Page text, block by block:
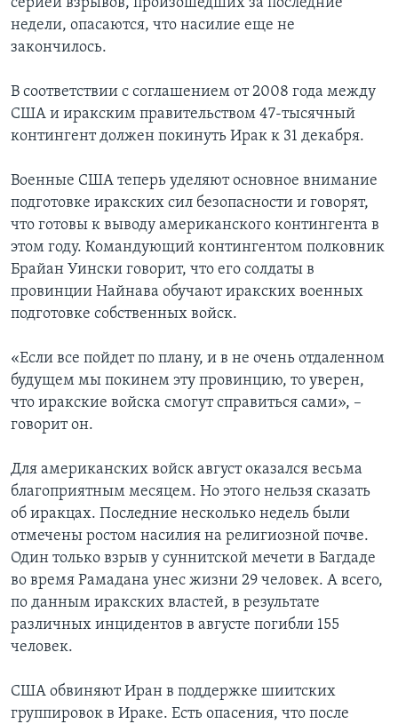
серией взрывов, произошедших за последние
недели, опасаются, что насилие еще не
закончилось.
В соответствии с соглашением от 2008 года между
США и иракским правительством 47-тысячный
контингент должен покинуть Ирак к 31 декабря.
Военные США теперь уделяют основное внимание
подготовке иракских сил безопасности и говорят,
что готовы к выводу американского контингента в
этом году. Командующий контингентом полковник
Брайан Уински говорит, что его солдаты в
провинции Найнава обучают иракских военных
подготовке собственных войск.
«Если все пойдет по плану, и в не очень отдаленном
будущем мы покинем эту провинцию, то уверен,
что иракские войска смогут справиться сами», –
говорит он.
Для американских войск август оказался весьма
благоприятным месяцем. Но этого нельзя сказать
об иракцах. Последние несколько недель были
отмечены ростом насилия на религиозной почве.
Один только взрыв у суннитской мечети в Багдаде
во время Рамадана унес жизни 29 человек. А всего,
по данным иракских властей, в результате
различных инцидентов в августе погибли 155
человек.
США обвиняют Иран в поддержке шиитских
группировок в Ираке. Есть опасения, что после